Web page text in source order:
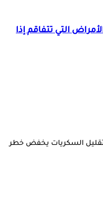
التي تتفاقم إذا
السكريات يخفض خطر